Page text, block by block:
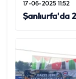
17-06-2025 11:52
Şanlıurfa'da